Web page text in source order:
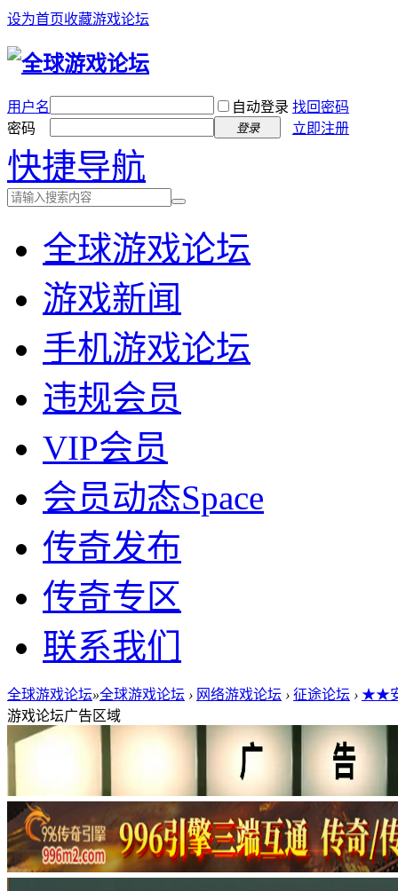
设为首页收藏游戏论坛
用户名 自动登录 找回密码
密码
登录 立即注册
快捷导航
全球游戏论坛
游戏新闻
手机游戏论坛
违规会员
VIP会员
会员动态Space
传奇发布
传奇专区
联系我们
全球游戏论坛»全球游戏论坛 › 网络游戏论坛 › 征途论坛 › ★★
游戏论坛广告区域